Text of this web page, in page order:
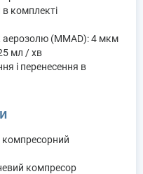
комплекті
аерозолю (MMAD): 4 мкм
мл / хв
і перенесення в
компресорний
компресор